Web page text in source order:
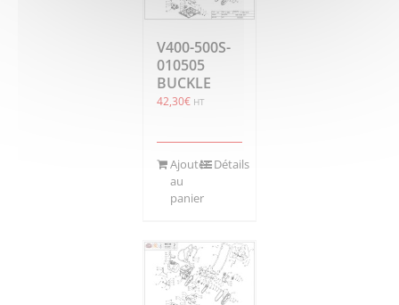
V400-500S-
010505
BUCKLE
42,30€ HT
Ajouter
au
panier
Détails